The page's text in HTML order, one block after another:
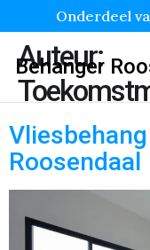
Onderdeel
Behanger
Auteur:
Roosendaal